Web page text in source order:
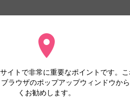
、ファイルはより迅速に調査され、
作成 - シングルとの
イトで非常に重要なポイントです。
ラウザのポップアップウィンドウか
くお勧めします。